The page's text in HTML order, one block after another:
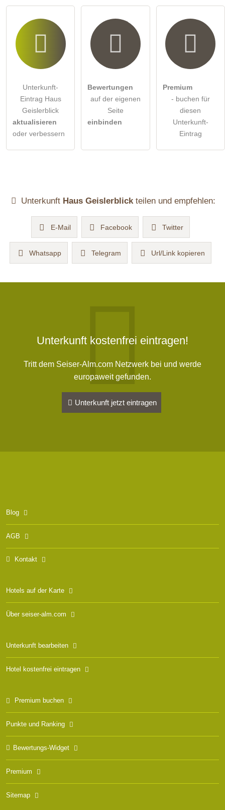
Unterkunft-
Eintrag Haus
Geislerblick
aktualisieren
oder verbessern
Bewertungen
auf der eigenen
Seite
einbinden
Premium
- buchen für
diesen
Unterkunft-
Eintrag
Unterkunft Haus Geislerblickteilen und empfehlen:
E-Mail Facebook Twitter
Whatsapp Telegram Url/Link kopieren
Unterkunft kostenfrei eintragen!
Tritt dem Seiser-Alm.com Netzwerk bei und werde
europaweit gefunden.
Unterkunft jetzt eintragen
Blog
AGB
Kontakt
Hotels auf der Karte
Über seiser-alm.com
Unterkunft bearbeiten
Hotel kostenfrei eintragen
Premium buchen
Punkte und Ranking
Bewertungs-Widget
Premium
Sitemap